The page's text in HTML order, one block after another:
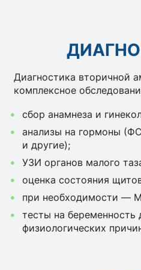
Диагностика вторичной
комплексное
сбор анамнеза и
анализы на гормоны
и другие);
УЗИ органов малого
оценка состояния
при необходимости —
тесты на беременность
физиологических